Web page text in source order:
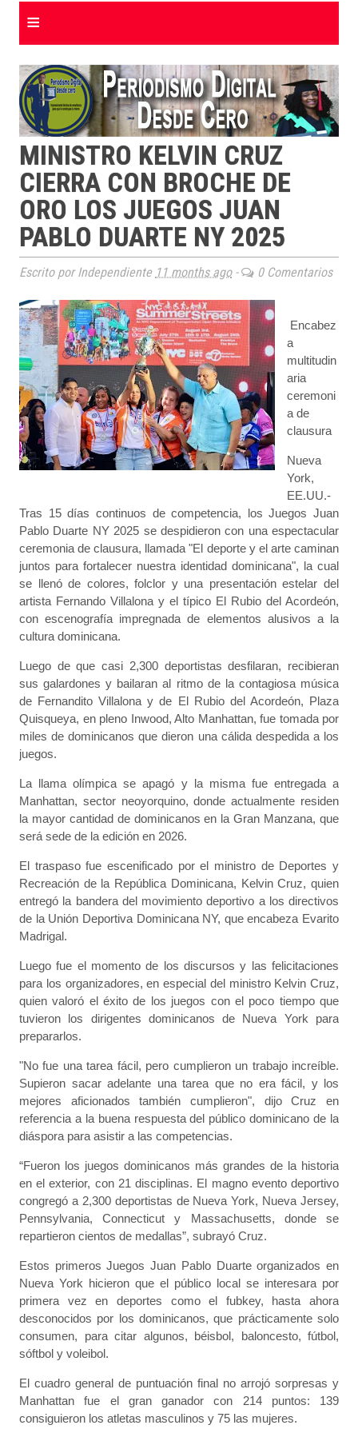
≡
MINISTRO KELVIN CRUZ
CIERRA CON BROCHE DE
ORO LOS JUEGOS JUAN
PABLO DUARTE NY 2025
Escrito por Independiente 11 months ago- 0 Comentarios
Encabez
a
multitudin
aria
ceremoni
a de
clausura
Nueva
York,
EE.UU.-
Tras 15 días continuos de competencia, los Juegos Juan
Pablo Duarte NY 2025 se despidieron con una espectacular
ceremonia de clausura, llamada "El deporte y el arte caminan
juntos para fortalecer nuestra identidad dominicana", la cual
se llenó de colores, folclor y una presentación estelar del
artista Fernando Villalona y el típico El Rubio del Acordeón,
con escenografía impregnada de elementos alusivos a la
cultura dominicana.
Luego de que casi 2,300 deportistas desfilaran, recibieran
sus galardones y bailaran al ritmo de la contagiosa música
de Fernandito Villalona y de El Rubio del Acordeón, Plaza
Quisqueya, en pleno Inwood, Alto Manhattan, fue tomada por
miles de dominicanos que dieron una cálida despedida a los
juegos.
La llama olímpica se apagó y la misma fue entregada a
Manhattan, sector neoyorquino, donde actualmente residen
la mayor cantidad de dominicanos en la Gran Manzana, que
será sede de la edición en 2026.
El traspaso fue escenificado por el ministro de Deportes y
Recreación de la República Dominicana, Kelvin Cruz, quien
entregó la bandera del movimiento deportivo a los directivos
de la Unión Deportiva Dominicana NY, que encabeza Evarito
Madrigal.
Luego fue el momento de los discursos y las felicitaciones
para los organizadores, en especial del ministro Kelvin Cruz,
quien valoró el éxito de los juegos con el poco tiempo que
tuvieron los dirigentes dominicanos de Nueva York para
prepararlos.
"No fue una tarea fácil, pero cumplieron un trabajo increíble.
Supieron sacar adelante una tarea que no era fácil, y los
mejores aficionados también cumplieron", dijo Cruz en
referencia a la buena respuesta del público dominicano de la
diáspora para asistir a las competencias.
“Fueron los juegos dominicanos más grandes de la historia
en el exterior, con 21 disciplinas. El magno evento deportivo
congregó a 2,300 deportistas de Nueva York, Nueva Jersey,
Pennsylvania, Connecticut y Massachusetts, donde se
repartieron cientos de medallas”, subrayó Cruz.
Estos primeros Juegos Juan Pablo Duarte organizados en
Nueva York hicieron que el público local se interesara por
primera vez en deportes como el fubkey, hasta ahora
desconocidos por los dominicanos, que prácticamente solo
consumen, para citar algunos, béisbol, baloncesto, fútbol,
sóftbol y voleibol.
El cuadro general de puntuación final no arrojó sorpresas y
Manhattan fue el gran ganador con 214 puntos: 139
consiguieron los atletas masculinos y 75 las mujeres.